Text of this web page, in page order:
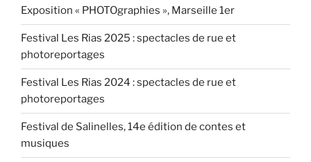
Exposition « PHOTOgraphies », Marseille 1er
Festival Les Rias 2025 : spectacles de rue et
photoreportages
Festival Les Rias 2024 : spectacles de rue et
photoreportages
Festival de Salinelles, 14e édition de contes et
musiques